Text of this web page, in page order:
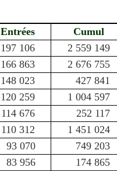
Entrées
Cumul
197 106
2 559 149
166 863
2 676 755
148 023
427 841
120 259
1 004 597
114 676
252 117
110 312
1 451 024
93 070
749 203
83 956
174 865